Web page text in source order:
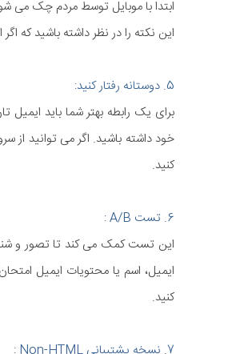
ابتدا با موبایل توسط مردم چک می
این نکته را در نظر داشته باشید که اگر ایمیل
5. دوستانه رفتار کنید:
برای یک رابطه بهتر شما باید
خود داشته باشید. اگر می توانید از
کنید.
6. تست A/B :
این تست کمک می کند تا تصور و
ایمیل، اسم یا محتویات ایمیل
کنید.